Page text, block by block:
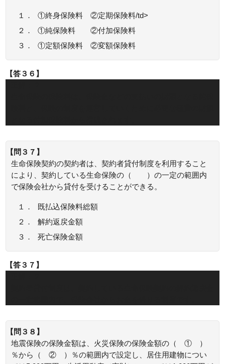
１．
①終身保険料 ②定期保険料/td>
２．
①純保険料 ②付加保険料
３．
①定額保険料 ②変額保険料
【答３６】
【問３７】
生命保険契約の契約者は、契約者貸付制度を利用すること
により、契約している生命保険の（ ）の一定の範囲内
で保険会社から貸付を受けることができる。
１．
既払込保険料総額
２．
解約返戻金額
３．
死亡保険金額
【答３７】
【問３８】
地震保険の保険金額は、火災保険の保険金額の（ ① ）
％から（ ② ）％の範囲内で設定し、居住用建物につい